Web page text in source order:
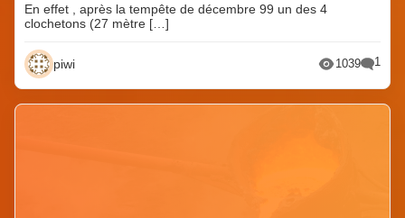
En effet , après la tempête de décembre 99 un des 4
clochetons (27 mètre […]
piwi 1039 1